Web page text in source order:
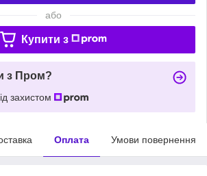
або
Купити з
з Пром?
захистом
Оплата Умови повернення